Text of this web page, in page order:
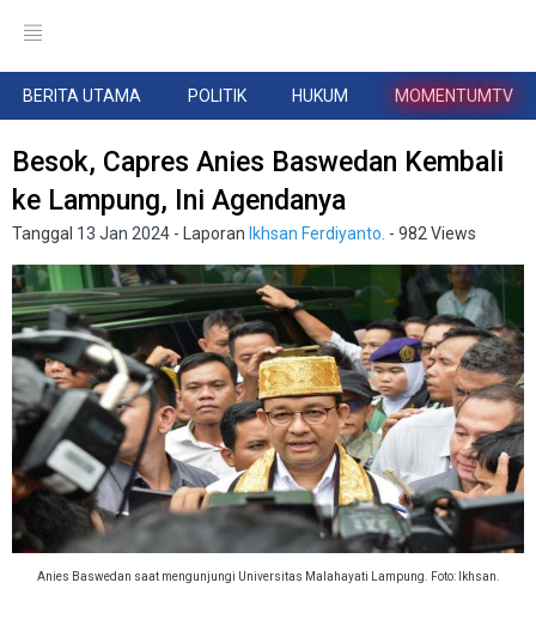
BERITA UTAMA POLITIK HUKUM MOMENTUMTV
Besok, Capres Anies Baswedan Kembali
ke Lampung, Ini Agendanya
Tanggal 13 Jan 2024 - Laporan Ikhsan Ferdiyanto. - 982 Views
Anies Baswedan saat mengunjungi Universitas Malahayati Lampung. Foto: Ikhsan.